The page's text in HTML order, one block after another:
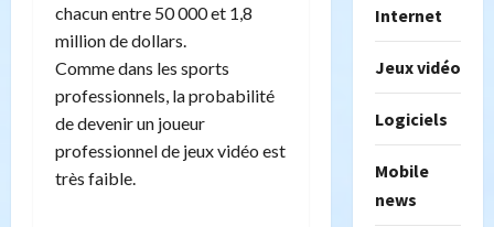
chacun entre 50 000 et 1,8
million de dollars.
Comme dans les sports
professionnels, la probabilité
de devenir un joueur
professionnel de jeux vidéo est
très faible.
Internet
Jeux vidéo
Logiciels
Mobile
news